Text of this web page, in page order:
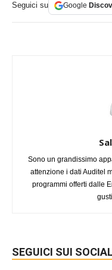
Seguici su Google
Sono un grandissimo
attenzione i dati Auditel
programmi offerti dalle
SEGUICI SUI SOCIAL